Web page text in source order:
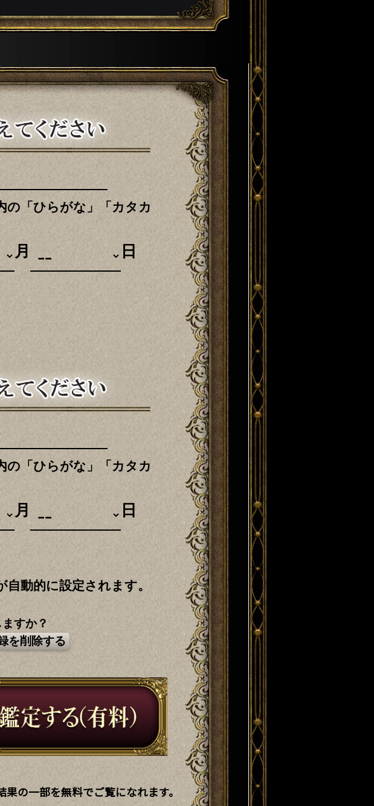
の「ひらがな」「カタカ
月 日
の「ひらがな」「カタカ
月 日
動的に設定されます。
すか？
の一部を無料でご覧になれます。